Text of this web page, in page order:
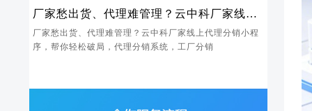
厂家愁出货、代理难管理？云中科厂家线上
代理分销小程序，帮你轻松破局
厂家愁出货、代理难管理？云中科厂家线上代理分销小程
序，帮你轻松破局，代理分销系统，工厂分销